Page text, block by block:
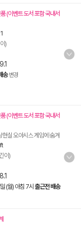
(이벤트 도서 포함 국내서
)
9.1
송 변경
(이벤트 도서 포함 국내서
실 오아시스 게임에 숨겨
이)
8.1
(월) 아침 7시 출근전 배송